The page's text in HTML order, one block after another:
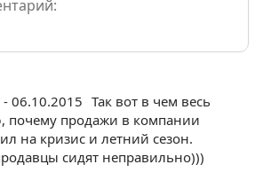
- 06.10.2015 Так вот в чем весь
почему продажи в компании
на кризис и летний сезон.
сидят неправильно)))